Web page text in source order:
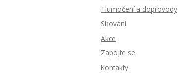
Tlumočení a doprovody
Síťování
Akce
Zapojte se
Kontakty